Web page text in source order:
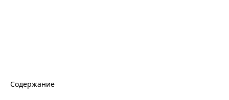
Содержание